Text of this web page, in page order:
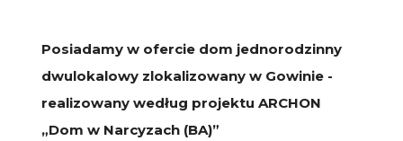
Posiadamy w ofercie dom jednorodzinny
dwulokalowy zlokalizowany w Gowinie -
realizowany według projektu ARCHON
„Dom w Narcyzach (BA)”